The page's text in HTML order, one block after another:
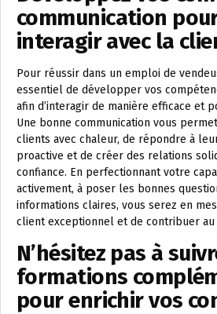
communication
interagir avec la
Pour réussir dans un emploi de
essentiel de développer vos
afin d’interagir de manière efficace et
Une bonne communication vous
clients avec chaleur, de répondre à
proactive et de créer des relations
confiance. En perfectionnant votre
activement, à poser les bonnes
informations claires, vous serez en
client exceptionnel et de contribuer au
N’hésitez pas à
formations
pour enrichir vos